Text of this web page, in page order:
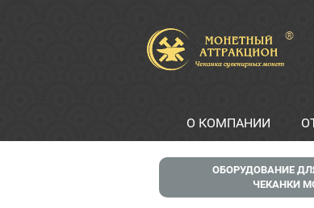
®
О КОМПАНИИ
ОБОРУДОВАНИЕ
ЧЕКАНКИ